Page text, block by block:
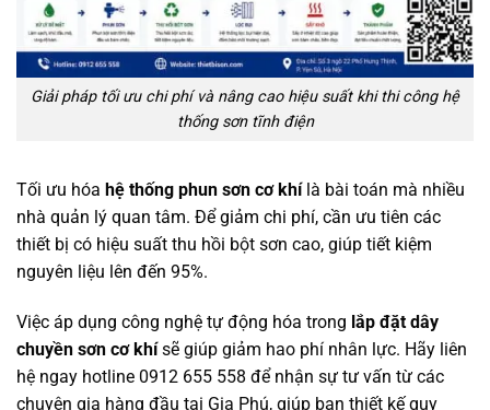
Giải pháp tối ưu chi phí và nâng cao hiệu suất khi thi công hệ
thống sơn tĩnh điện
Tối ưu hóa hệ thống phun sơn cơ khílà bài toán mà nhiều
nhà quản lý quan tâm. Để giảm chi phí, cần ưu tiên các
thiết bị có hiệu suất thu hồi bột sơn cao, giúp tiết kiệm
nguyên liệu lên đến 95%.
Việc áp dụng công nghệ tự động hóa trong lắp đặt dây
chuyền sơn cơ khísẽ giúp giảm hao phí nhân lực. Hãy liên
hệ ngay hotline 0912 655 558 để nhận sự tư vấn từ các
chuyên gia hàng đầu tại Gia Phú, giúp bạn thiết kế quy